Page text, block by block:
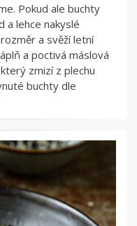
Pokud ale buchty
a lehce nakyslé
a svěží letní
a poctivá máslová
zmizí z plechu
buchty dle